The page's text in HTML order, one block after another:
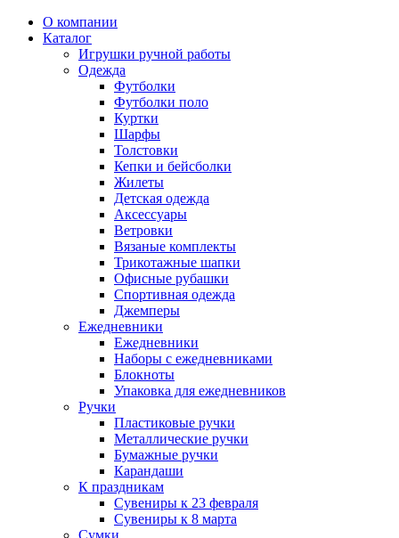
О компании
Каталог
Игрушки ручной работы
Одежда
Футболки
Футболки поло
Куртки
Шарфы
Толстовки
Кепки и бейсболки
Жилеты
Детская одежда
Аксессуары
Ветровки
Вязаные комплекты
Трикотажные шапки
Офисные рубашки
Спортивная одежда
Джемперы
Ежедневники
Ежедневники
Наборы с ежедневниками
Блокноты
Упаковка для ежедневников
Ручки
Пластиковые ручки
Металлические ручки
Бумажные ручки
Карандаши
К праздникам
Сувениры к 23 февраля
Сувениры к 8 марта
Сумки